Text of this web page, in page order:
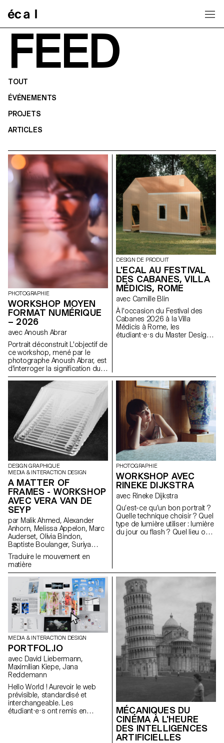
FEED
TOUT
ÉVÉNEMENTS
PROJETS
ARTICLES
PHOTOGRAPHIE
WORKSHOP MOYEN
FORMAT NUMÉRIQUE
– 2026
avec Anoush Abrar
Portrait déconstruit L'objectif de
ce workshop, mené par le
photographe Anoush Abrar, est
d'interroger la signification du
portrait contemporain. En
suivant la notion du "portrait
déconstruit" les étudiants-es-x
ont réalisé une image par
groupes de deux. La semaine
de workshop Moyen format
digital est à la fois une initiation
au matériel de prise de vue et
au logiciels dédiés.
DESIGN DE PRODUIT
L'ECAL AU FESTIVAL
DES CABANES, VILLA
MÉDICIS, ROME
avec Camille Blin
À l'occasion du Festival des
Cabanes 2026 à la Villa
Médicis à Rome, les
étudiant·e·s du Master Design
fabricant italien de
céramique Mutina. Les jardins
de la Villa offrent un contexte
historique et spatial riche,
propice à l'exploration de
l'esthétique, des fonctions et de
l'interaction avec les visiteurs.
Les étudiant·e·s ont eu accès à
l'ensemble du catalogue Mutina
(carreaux, briques et autres
matériaux) pour construire leurs
installations. Le projet a été
sélectionné et accompagné
par le designer français Ronan
Bouroullec, l'ECAL, la Villa
Médicis et Mutina.
DESIGN GRAPHIQUE
MEDIA & INTERACTION DESIGN
A MATTER OF
FRAMES - WORKSHOP
AVEC VERA VAN DE
SEYP
par Malik Ahmed, Alexander
Anhorn, Melissa Appelon, Marc
Auderset, Olivia Bindon,
Baptiste Boulanger, Suriya
Brambilla, Diego Buccelloni,
Marta Casemi, Davia Ciccoli
Trannoy, Alizée Clavien, Timoféi
Cruz, Ethan Degano, Nora
Dizeko, Andrea Domínguez
Formet, Mathias Dugenne,
Mathias Gelin, Tanguy Genier,
Lila Gomez Gaillet, Juliana
Granato, Xenia Grange,
Bérangère Gremion, Helena
Hell, Rocio Hernandez, Salomé
Huwiler, Rebecca Indermühle,
Kevin Jeangros, Nolan Latorre,
Jose Pardo Pariente, Zachary
Ramelet, Gabrielle Richard,
Théo Rizzo, Alessia Rollini,
Anastassia Siebold, Philippe
Strässle Zuniga, Baptiste
Sultana, Luna Tavernier,
Margaux Tinguely
Traduire le mouvement en
matière
PHOTOGRAPHIE
WORKSHOP AVEC
RINEKE DIJKSTRA
avec Rineke Dijkstra
Qu’est-ce qu’un bon portrait ?
Quelle technique choisir ? Quel
type de lumière utiliser : lumière
du jour ou flash ? Quel lieu ou
étudiant·e·s ont exploré ce qui
fait la qualité d’un bon portrait
ainsi que les outils permettant
d’en créer un.
MEDIA & INTERACTION DESIGN
PORTFOL.IO
avec David Liebermann,
Maximilian Kiepe, Jana
Reddemann
Hello World ! Aurevoir le web
prévisible, standardisé et
interchangeable. Les
étudiant·e·s ont remis en
MÉCANIQUES DU
CINÉMA À L'HEURE
DES INTELLIGENCES
ARTIFICIELLES